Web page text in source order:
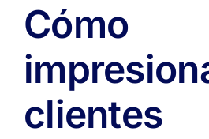
Cómo
clientes